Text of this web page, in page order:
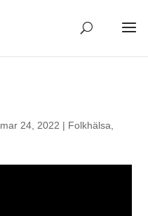
mar 24, 2022 | Folkhälsa